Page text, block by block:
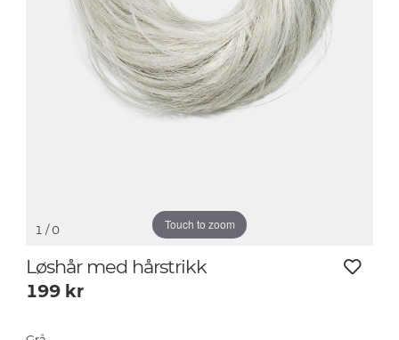
Touch to zoom
1 / 0
Løshår med hårstrikk
199 kr